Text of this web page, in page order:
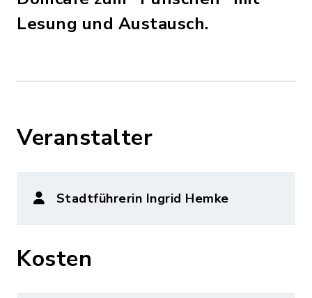
Lesung und Austausch.
Veranstalter
Stadtführerin Ingrid Hemke
Kosten